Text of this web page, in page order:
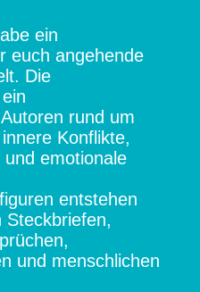
ein
euch angehende
Die
rund um
Konflikte,
emotionale
entstehen
Steckbriefen,
und menschlichen